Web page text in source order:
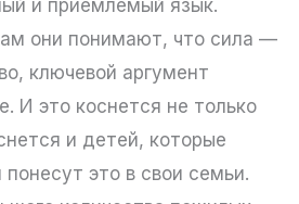
и приемлемый язык.
они понимают, что сила —
ключевой аргумент
И это коснется не только
и детей, которые
это в свои семьи.